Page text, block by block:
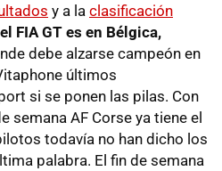
y a la clasificación
FIA GT es en Bélgica,
debe alzarse campeón en
últimos
si se ponen las pilas. Con
semana AF Corse ya tiene el
todavía no han dicho los
palabra. El fin de semana